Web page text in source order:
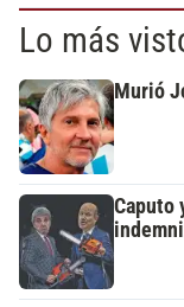
Lo más
Murió
Caputo